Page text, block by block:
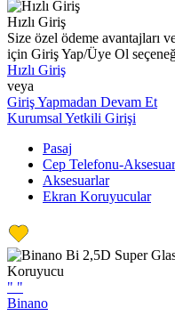
Hızlı Giriş
Size özel ödeme avantajları
için Giriş Yap/Üye Ol
Hızlı Giriş
veya
Giriş Yapmadan Devam Et
Kurumsal Yetkili Girişi
Pasaj
Cep Telefonu-Aksesuar
Aksesuarlar
Ekran Koruyucular
" "
Binano